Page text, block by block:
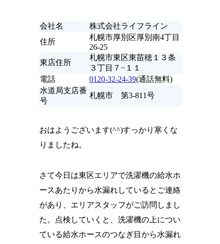
会社名
株式会社ライフライン
住所
札幌市厚別区厚別南4丁目
26-25
東店住所
札幌市東区東苗穂１３条
３丁目７−１１
電話
0120-32-24-39(通話無料)
水道局支店番
号
札幌市 第3-811号
おはようございます(^^)すっかり寒くな
りましたね。
さて今日は東区エリアで洗濯機の給水ホ
ースあたりから水漏れしているとご連絡
があり、エリアスタッフがご訪問しまし
た。点検していくと、洗濯機の上につい
ている給水ホースのつなぎ目から水漏れ